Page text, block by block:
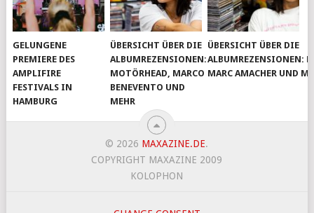
GELUNGENE
PREMIERE DES
AMPLIFIRE
FESTIVALS IN
HAMBURG
ÜBERSICHT ÜBER DIE
ALBUMREZENSIONEN:
MOTÖRHEAD, MARCO
BENEVENTO UND
MEHR
ÜBERSICHT ÜBER DIE
ALBUMREZENSIONEN:
MARC AMACHER UND
© 2026 MAXAZINE.DE.
COPYRIGHT MAXAZINE 2009
KOLOPHON